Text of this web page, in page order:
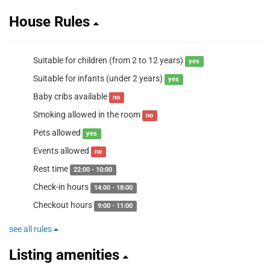
House Rules
Suitable for children (from 2 to 12 years) yes
Suitable for infants (under 2 years) yes
Baby cribs available no
Smoking allowed in the room no
Pets allowed yes
Events allowed no
Rest time 22:00 - 10:00
Check-in hours 14:00 - 18:00
Checkout hours 9:00 - 11:00
see all rules
Listing amenities